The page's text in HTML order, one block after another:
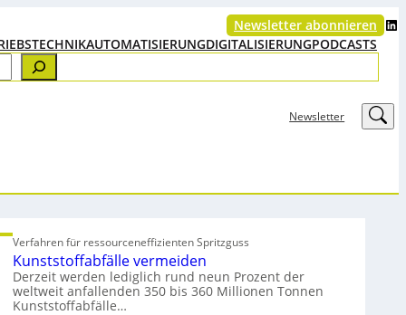
Newsletter abonnieren LinkedIn
AUTOMATISIERUNGDIGITALISIERUNGPODCASTS
Newsletter LinkedIn
Verfahren für ressourceneffizienten Spritzguss
Kunststoffabfälle vermeiden
Derzeit werden lediglich rund neun Prozent der
weltweit anfallenden 350 bis 360 Millionen Tonnen
Kunststoffabfälle…